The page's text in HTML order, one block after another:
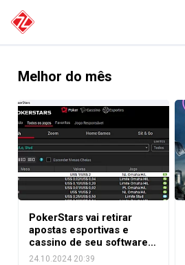
Melhor do mês
PokerStars vai retirar
apostas esportivas e
cassino de seu software
no Brasil
24.10.2024 20:39